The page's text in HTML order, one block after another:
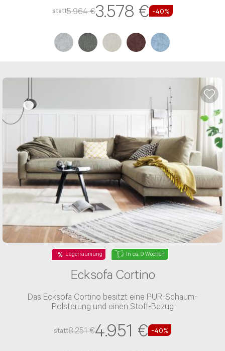
Nachricht*
NACHRICHT ABSENDEN
Angaben sind Pflichtfelder.
statt5.964 €3.578 € -40%
Lagerräumung In ca. 9 Wochen
Ecksofa Cortino
Das Ecksofa Cortino besitzt eine PUR-Schaum-
Polsterung und einen Stoff-Bezug
statt8.251 €4.951 € -40%